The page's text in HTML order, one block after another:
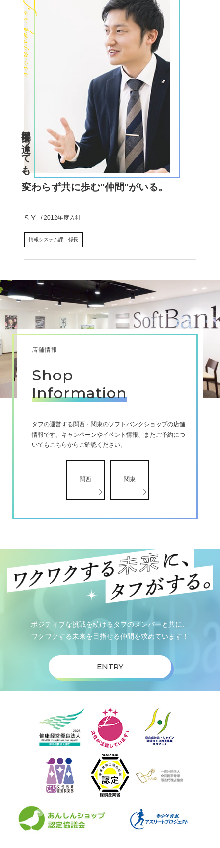
For business
部署は違っても、
変わらず共に歩む"仲間"がいる。
S.Y / 2012年度入社
情報システム課 係長
店舗情報
Shop
Information
タフの運営する関西・関東のソフトバンクショップの店舗
情報です。キャンペーンやイベント情報、またご予約につ
いてもこちらからご確認ください。
関西 関東
ポジティブな挑戦を続けるタフのメンバーと共に、
ワクワクする未来を目指せる仲間を求めています！
ENTRY